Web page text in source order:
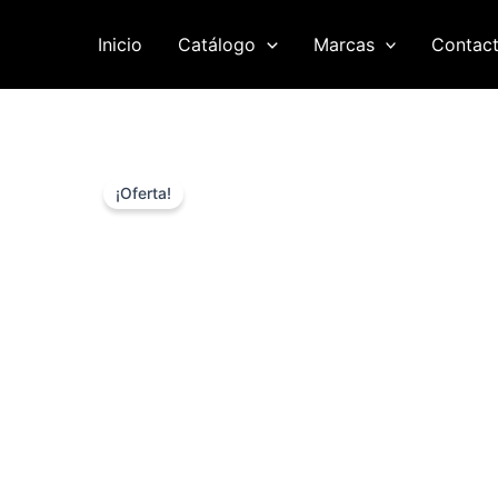
Inicio Catálogo Marcas
¡Oferta!